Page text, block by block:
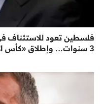
فلسطين تعود للاستئناف
3 سنوات… وإطلاق «كأس الألف شهيد»